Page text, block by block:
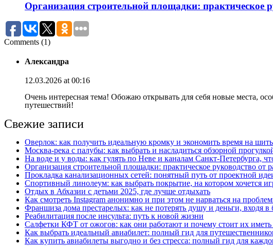
Организация строительной площадки: практическое
Comments (1)
Александра
12.03.2026 at 00:16
Очень интересная тема! Обожаю открывать для себя новые места,
путешествий!
Свежие записи
Оверлок: как получить идеальную кромку и экономить время на
Москва‑река с палубы: как выбрать и насладиться обзорной
На воде и у воды: как гулять по Неве и каналам Санкт‑Петербурга,
Организация строительной площадки: практическое руководство от
Прокладка канализационных сетей: понятный путь от проектной
Спортивный линолеум: как выбрать покрытие, на котором хочется
Отдых в Абхазии с детьми 2025, где лучше отдыхать
Как смотреть Instagram анонимно и при этом не нарваться на
Франшиза дома престарелых: как не потерять душу и деньги, входя в
Реабилитация после инсульта: путь к новой жизни
Салфетки КФТ от ожогов: как они работают и почему стоит их иметь
Как выбрать идеальный авиабилет: полный гид для
Как купить авиабилеты выгодно и без стресса: полный гид для